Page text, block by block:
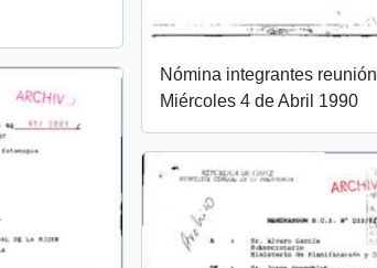
Nómina integrantes reunión
Miércoles 4 de Abril 1990